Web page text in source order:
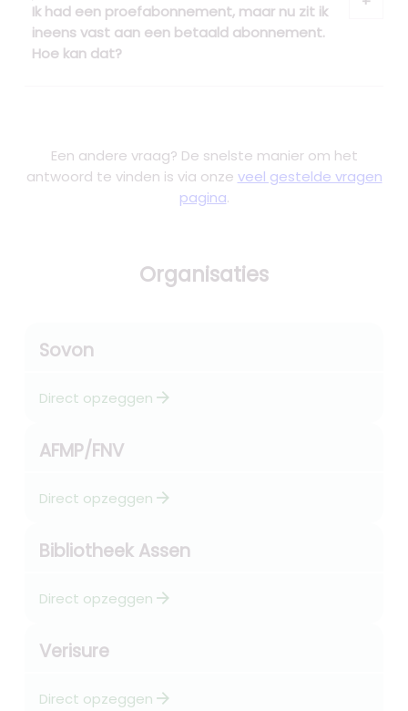
Ik had een proefabonnement, maar nu zit ik
ineens vast aan een betaald abonnement.
Hoe kan dat?
Een andere vraag? De snelste manier om het
antwoord te vinden is via onze veel gestelde vragen
pagina.
Organisaties
Sovon
Direct opzeggen arrow_forward
AFMP/FNV
Direct opzeggen arrow_forward
Bibliotheek Assen
Direct opzeggen arrow_forward
Verisure
Direct opzeggen arrow_forward